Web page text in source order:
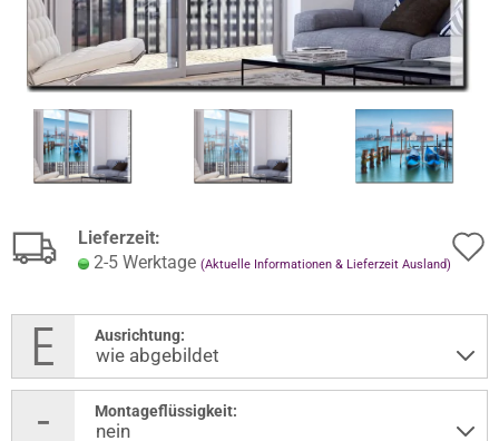
Lieferzeit:
2-5 Werktage (Aktuelle Informationen & Lieferzeit Ausland)
Ausrichtung:
Montageflüssigkeit: